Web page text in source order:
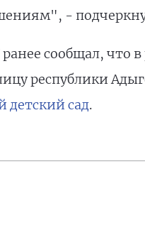
-
ранее сообщал,
республики
детский сад.